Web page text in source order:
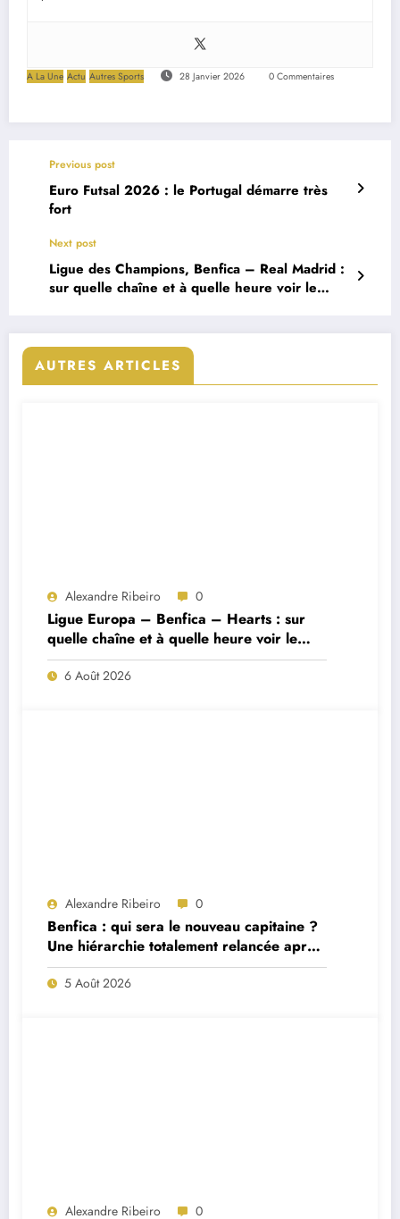
A La Une Actu Autres Sports 28 Janvier 2026 0 Commentaires
Previous post
Euro Futsal 2026 : le Portugal démarre très
fort
Next post
Ligue des Champions, Benfica – Real Madrid :
sur quelle chaîne et à quelle heure voir le
AUTRES ARTICLES
Alexandre Ribeiro 0
Ligue Europa – Benfica – Hearts : sur
quelle chaîne et à quelle heure voir le
match ?
6 Août 2026
Alexandre Ribeiro 0
Benfica : qui sera le nouveau capitaine ?
Une hiérarchie totalement relancée après
deux départs majeurs
5 Août 2026
Alexandre Ribeiro 0